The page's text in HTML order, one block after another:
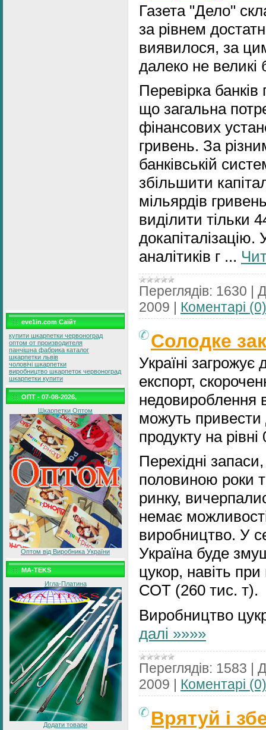
eve1in.com Саїйт
купити шкарпетки червоноград
оптом от производителя
панчішна фабрика каталог
шкарпетки львів
чоловічі шкарпетки
виробництво шкарпеток червоноград
шкарпетки купити
ОПТ - 07-08-2026,
Шкарпетки Оптом
Оптом від Виробника України
MA-TEKS
Игла-Платина
Додати товари
Газета "Дело"
за рівнем
виявилося, за
далеко не великі
Перевірка
що загальна
фінансових
гривень. За
банківській
збільшити
мільярдів
виділити тільки
докапіталізацію.
аналітиків г ...
Переглядів: 1630 |
2009 | Коментарі (0)
Солодке
Україні
експорт,
недовироблення
можуть привести
продукту на
Перехідні
половиною роки
ринку,
немає
виробництво. У
Україна буде
цукор, навіть
СОТ (260 тис. т).
Виробництво
далі »»»»
Переглядів: 1583 |
2009 | Коментарі (0)
Врятуй і